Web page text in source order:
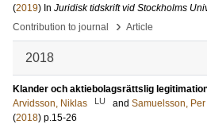
(2019) In Juridisk tidskrift vid Stockholms
Contribution to journal
› Article
2018
Klander och aktiebolagsrättslig
Arvidsson, Niklas
LU and Samuelsson, Per
(2018) p.15-26